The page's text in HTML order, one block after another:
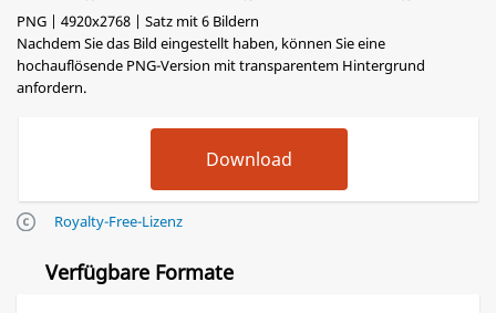
PNG | 4920x2768 | Satz mit 6 Bildern
Nachdem Sie das Bild eingestellt haben, können Sie eine
hochauflösende PNG-Version mit transparentem Hintergrund
anfordern.
Royalty-Free-Lizenz
Verfügbare Formate